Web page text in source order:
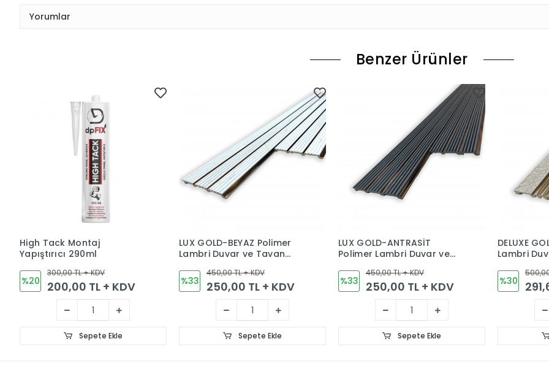
Yorumlar
Benzer Ürünler
High Tack Montaj
Yapıştırıcı 290ml
%20
300,00 TL + KDV
200,00 TL + KDV
Sepete Ekle
LUX GOLD-BEYAZ Polimer
Lambri Duvar ve Tavan
%33
450,00 TL + KDV
250,00 TL + KDV
Sepete Ekle
LUX GOLD-ANTRASİT
Polimer Lambri Duvar ve
12cm
%33
450,00 TL + KDV
250,00 TL + KDV
Sepete Ekle
DELUXE
Lambri
%30